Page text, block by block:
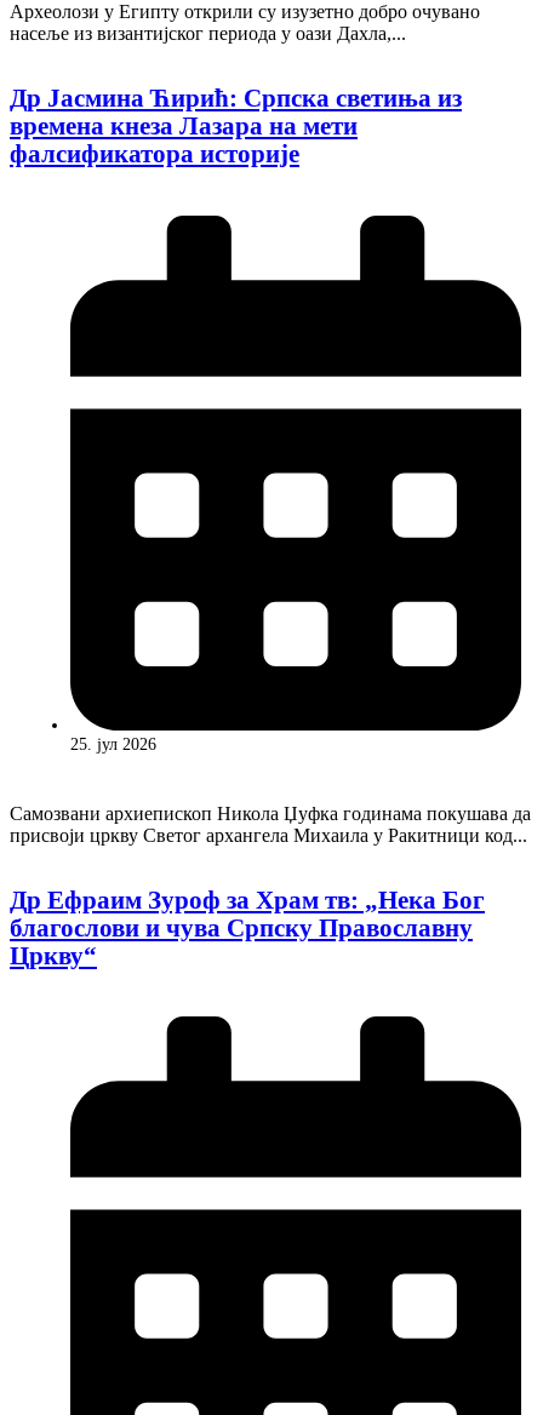
Археолози у Египту открили су изузетно добро очувано
насеље из византијског периода у оази Дахла,...
Др Јасмина Ћирић: Српска светиња из
времена кнеза Лазара на мети
фалсификатора историје
25. јул 2026
Самозвани архиепископ Никола Џуфка годинама покушава да
присвоји цркву Светог aрхангела Михаила у Ракитници код...
Др Ефраим Зуроф за Храм тв: „Нека Бог
благослови и чува Српску Православну
Цркву“